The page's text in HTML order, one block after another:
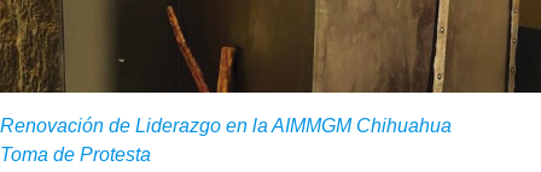
Renovación de Liderazgo en la AIMMGM Chihuahua
Toma de Protesta